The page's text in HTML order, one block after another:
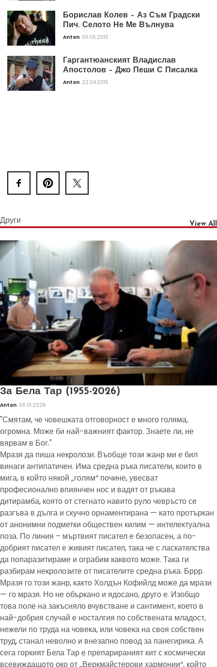
Борислав Колев – Аз Съм Градски
Пич. Селото Не Ме Вълнува
Anton 03.05.2015
Гаргантюанският Владислав
Апостолов – Джо Пеши С Писалка
Anton 22.04.2015
Други View All
За Бела Тар (1955-2026)
Anton 06.01.2026
"Смятам, че човешката отговорност е много голяма,
огромна. Може би най-важният фактор. Знаете ли, не
вярвам в Бог."
Мразя да пиша некролози. Въобще този жанр ми е бил
винаги антипатичен. Има средна ръка писатели, които в
мига, в който някой „голям“ почине, увесват
професионално впиянчен нос и вадят от ръкава
дитирамба, която от стегнато навито руло чевръсто се
разгъва в дълга и скучно орнаментирана — като протъркан
от анонимни подметки обществен килим — интелектуална
поза. По линия – мъртвият писател е безопасен, а по-
добрият писател е живият писател, така че с ласкателства
да попаразитираме и ограбим каквото може. Така ги
разбирам некролозите от писателите средна ръка. Бррр.
Мразя го този жанр, както Холдън Кофийлд може да мрази
— го мразя. Но не объркано и ядосано, друго е. Изобщо
това поле на закъсняло вчувстване и сантимент, което в
най-добрия случай е носталгия по собствената младост,
нежели по труда на човека, или човека на своя собствен
труд, станал неволно и внезапно повод за панегирика. А
сега горкият Бела Тар е препарираният кит с космически
всевиждащото око от „Веркмайстерови хармонии“, който